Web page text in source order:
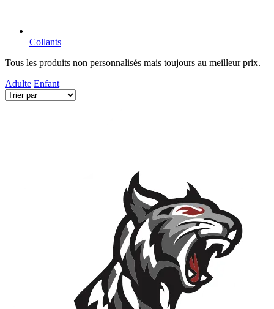
Collants
Tous les produits non personnalisés mais toujours au meilleur prix.
Adulte Enfant